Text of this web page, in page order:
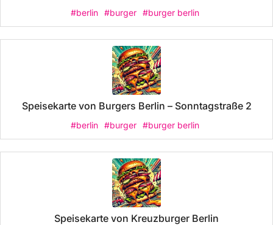
#berlin #burger #burger berlin
Speisekarte von Burgers Berlin – Sonntagstraße 2
#berlin #burger #burger berlin
Speisekarte von Kreuzburger Berlin